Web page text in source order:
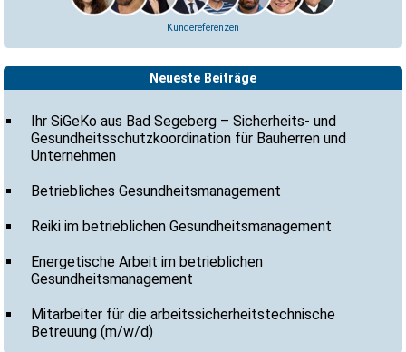
Kundereferenzen
Neueste Beiträge
Ihr SiGeKo aus Bad Segeberg – Sicherheits- und
Gesundheitsschutzkoordination für Bauherren und
Unternehmen
Betriebliches Gesundheitsmanagement
Reiki im betrieblichen Gesundheitsmanagement
Energetische Arbeit im betrieblichen
Gesundheitsmanagement
Mitarbeiter für die arbeitssicherheitstechnische
Betreuung (m/w/d)